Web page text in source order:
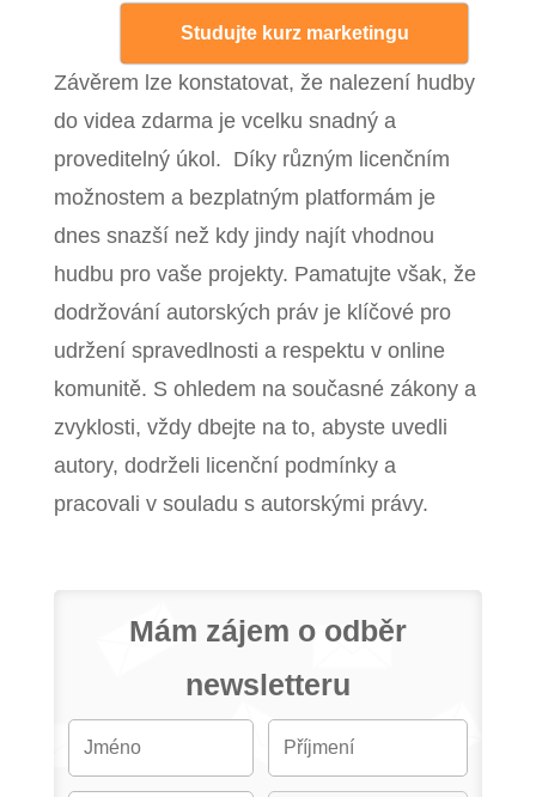
Studujte kurz marketingu
Závěrem lze konstatovat, že nalezení hudby
do videa zdarma je vcelku snadný a
proveditelný úkol. Díky různým licenčním
možnostem a bezplatným platformám je
dnes snazší než kdy jindy najít vhodnou
hudbu pro vaše projekty. Pamatujte však, že
dodržování autorských práv je klíčové pro
udržení spravedlnosti a respektu v online
komunitě. S ohledem na současné zákony a
zvyklosti, vždy dbejte na to, abyste uvedli
autory, dodrželi licenční podmínky a
pracovali v souladu s autorskými právy.
Mám zájem o odběr
newsletteru